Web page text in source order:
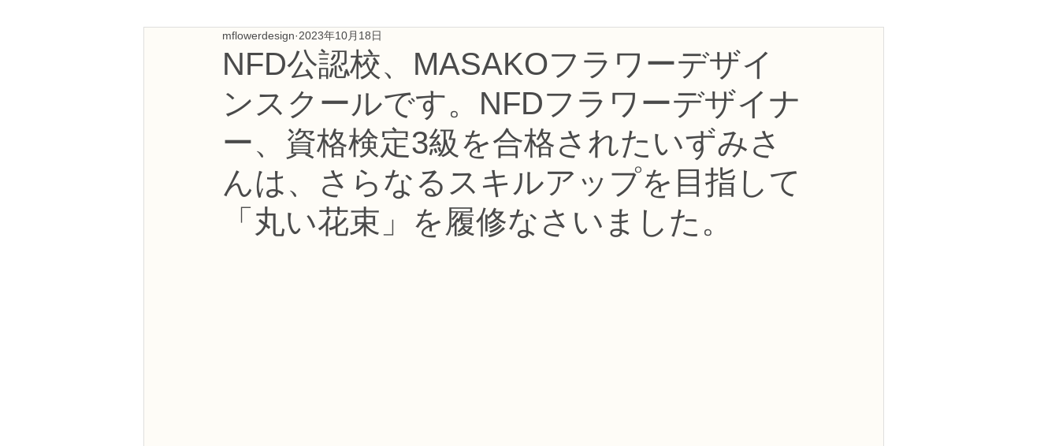
NFD講師研究科コース NFDフラワーデザイナー資格検定1級コース
NFDフラワーデザイナー資格検定3級コース フラワー装飾技能検定1級レッスン フラワー装飾技能士検定2級
フラワー装飾技能検定3級 趣味で楽しむフラワーレッスン アーティフィシャルフラワーコース 生花コース
NFDディプロマアーティフィシャルコース NFDディプロマウエディングコース NFDディプロマプリザーブドフラワーコース
NFD公認校、MASAKOフラワーデザイ
ンスクールです。NFDフラワーデザイナ
ー、資格検定3級を合格されたいずみさ
んは、さらなるスキルアップを目指して
「丸い花束」を履修なさいました。
mflowerdesign 2023年10月18日